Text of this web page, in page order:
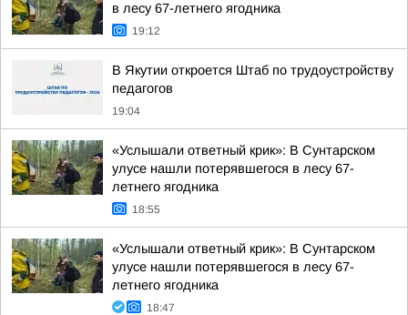
в лесу 67-летнего ягодника
19:12
В Якутии откроется Штаб по трудоустройству
педагогов
19:04
«Услышали ответный крик»: В Сунтарском
улусе нашли потерявшегося в лесу 67-
летнего ягодника
18:55
«Услышали ответный крик»: В Сунтарском
улусе нашли потерявшегося в лесу 67-
летнего ягодника
18:47